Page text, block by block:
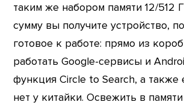
таким же набором памяти 12/512
сумму вы получите устройство,
готовое к работе: прямо из
работать Google-сервисы и
функция Circle to Search, а также
нет у китайки. Освежить в памяти